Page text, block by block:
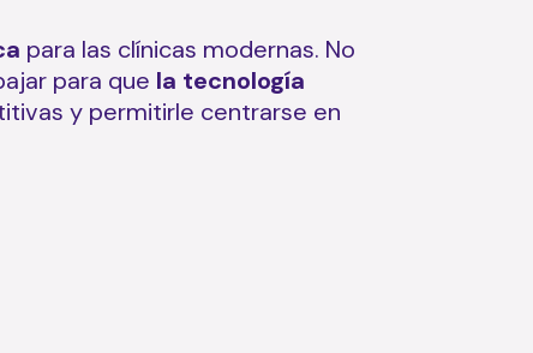
para las clínicas modernas. No
para que la tecnología
y permitirle centrarse en